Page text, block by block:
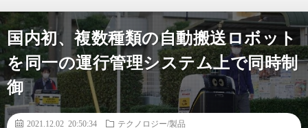
国内初、複数種類の自動搬送ロボット
を同一の運行管理システム上で同時制
御
2021.12.02 20:50:34
テクノロジー/製品